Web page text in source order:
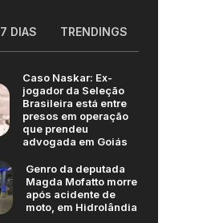
7 DIAS TRENDINGS
Caso Naskar: Ex-
jogador da Seleção
Brasileira está entre
presos em operação
que prendeu
advogada em Goiás
Genro da deputada
Magda Mofatto morre
após acidente de
moto, em Hidrolândia